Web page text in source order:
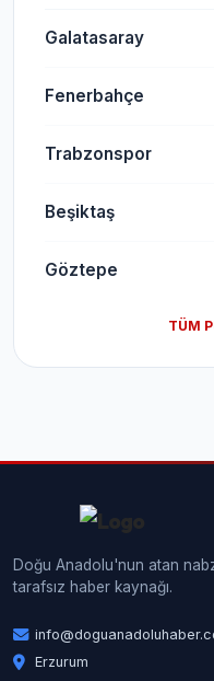
Galatasaray
Fenerbahçe
Trabzonspor
Beşiktaş
Göztepe
TÜM
Doğu Anadolu'nun atan
tarafsız haber kaynağı.
Erzurum